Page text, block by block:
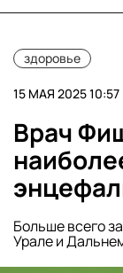
здоровье
15 МАЯ 2025 10:57
Врач
Больше всего
Урале и